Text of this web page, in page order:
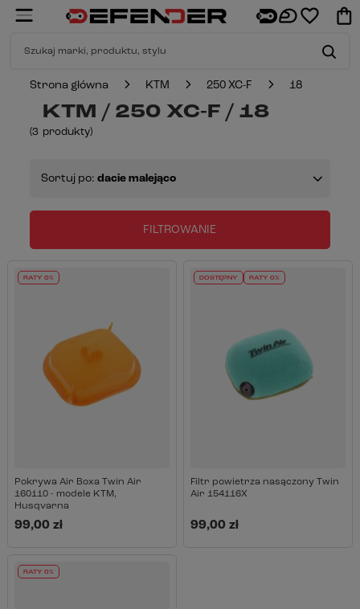
Strona główna KTM 250 XC-F 18
KTM / 250 XC-F / 18
(3 produkty)
Sortuj po: dacie malejąco
FILTROWANIE
RATY 0%
Pokrywa Air Boxa Twin Air
160110 - modele KTM,
Husqvarna
99,00 zł
DOSTĘPNY RATY 0%
Filtr powietrza nasączony Twin
Air 154116X
99,00 zł
RATY 0%